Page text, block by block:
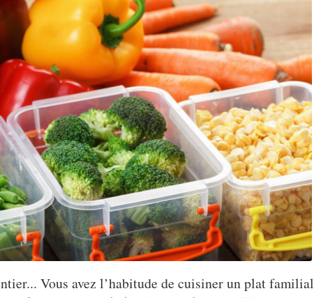
Vous avez l’habitude de cuisiner un plat familial